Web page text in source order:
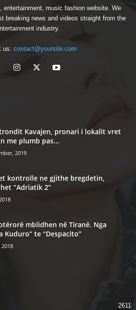
entertainment, music fashion website. We
breaking news and videos straight from the
industry.
us: contact@yoursite.com
Kavajen, pronari i lokalit vret
me plumb pas...
2019
kontrolle ne gjithe bregdetin,
“Adriatik 2”
mblidhen në Tiranë. Nga
Kuduro” te “Despacito”
2611